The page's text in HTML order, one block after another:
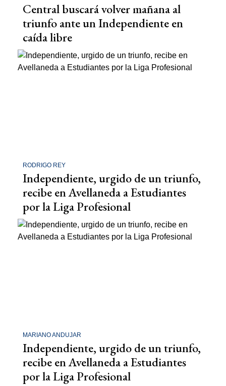
Central buscará volver mañana al
triunfo ante un Independiente en
caída libre
RODRIGO REY
Independiente, urgido de un triunfo,
recibe en Avellaneda a Estudiantes
por la Liga Profesional
MARIANO ANDUJAR
Independiente, urgido de un triunfo,
recibe en Avellaneda a Estudiantes
por la Liga Profesional